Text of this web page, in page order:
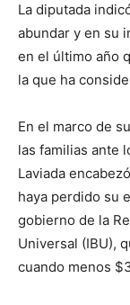
La diputada
abundar y en su
en el último año
la que ha
En el marco de
las familias ante
Laviada
haya perdido su
gobierno de la
Universal (IBU),
cuando menos